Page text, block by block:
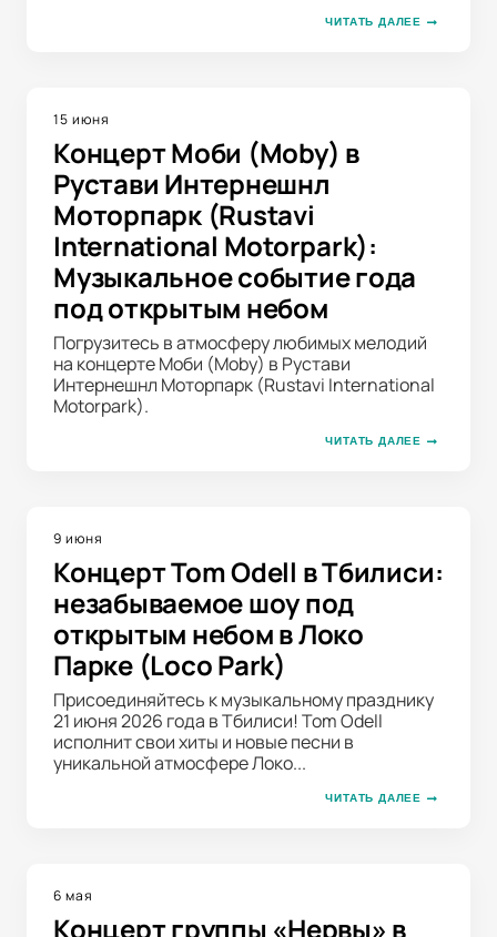
ЧИТАТЬ ДАЛЕЕ
15 июня
Концерт Моби (Moby) в
Рустави Интернешнл
Моторпарк (Rustavi
International Motorpark):
Музыкальное событие года
под открытым небом
Погрузитесь в атмосферу любимых мелодий
на концерте Моби (Moby) в Рустави
Интернешнл Моторпарк (Rustavi International
Motorpark).
ЧИТАТЬ ДАЛЕЕ
9 июня
Концерт Tom Odell в Тбилиси:
незабываемое шоу под
открытым небом в Локо
Парке (Loco Park)
Присоединяйтесь к музыкальному празднику
21 июня 2026 года в Тбилиси! Tom Odell
исполнит свои хиты и новые песни в
уникальной атмосфере Локо...
ЧИТАТЬ ДАЛЕЕ
6 мая
Концерт группы «Нервы» в